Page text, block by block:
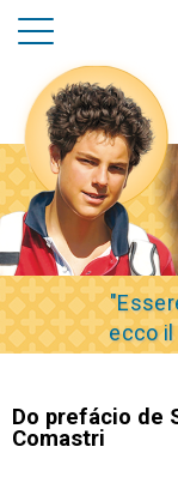
ecco il
Do prefácio de
Comastri